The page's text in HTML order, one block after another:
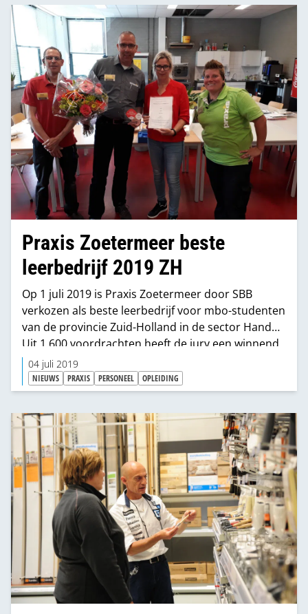
Praxis Zoetermeer beste
leerbedrijf 2019 ZH
Op 1 juli 2019 is Praxis Zoetermeer door SBB
verkozen als beste leerbedrijf voor mbo-studenten
van de provincie Zuid-Holland in de sector Handel.
Uit 1.600 voordrachten heeft de jury een winnend
leerbedrijf en een winnende praktijkopleider per
provincie voor elke sector uitgeroepen. De
provinciale winnnaars strijden nu verder om de
landelijke titel, welke 18 november bekend wordt
gemaakt.
04 juli 2019
NIEUWS PRAXIS PERSONEEL OPLEIDING